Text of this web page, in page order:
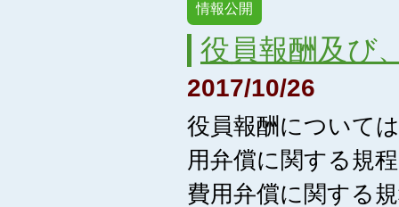
情報公開
役員報酬及び
2017/10/26
役員報酬について
用弁償に関する規
費用弁償に関する